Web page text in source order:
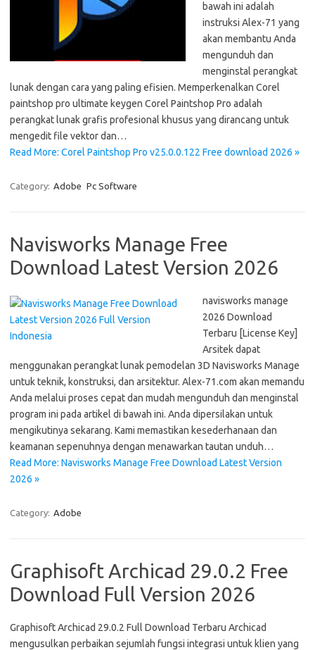
bawah ini adalah
instruksi Alex-71 yang
akan membantu Anda
mengunduh dan
menginstal perangkat
lunak dengan cara yang paling efisien. Memperkenalkan Corel
paintshop pro ultimate keygen Corel Paintshop Pro adalah
perangkat lunak grafis profesional khusus yang dirancang untuk
mengedit file vektor dan…
Read More: Corel Paintshop Pro v25.0.0.122 Free download 2026 »
Category: Adobe Pc Software
Navisworks Manage Free
Download Latest Version 2026
navisworks manage
2026 Download
Terbaru [License Key]
Arsitek dapat
menggunakan perangkat lunak pemodelan 3D Navisworks Manage
untuk teknik, konstruksi, dan arsitektur. Alex-71.com akan memandu
Anda melalui proses cepat dan mudah mengunduh dan menginstal
program ini pada artikel di bawah ini. Anda dipersilakan untuk
mengikutinya sekarang. Kami memastikan kesederhanaan dan
keamanan sepenuhnya dengan menawarkan tautan unduh…
Read More: Navisworks Manage Free Download Latest Version
2026 »
Category: Adobe
Graphisoft Archicad 29.0.2 Free
Download Full Version 2026
Graphisoft Archicad 29.0.2 Full Download Terbaru Archicad
mengusulkan perbaikan sejumlah fungsi integrasi untuk klien yang